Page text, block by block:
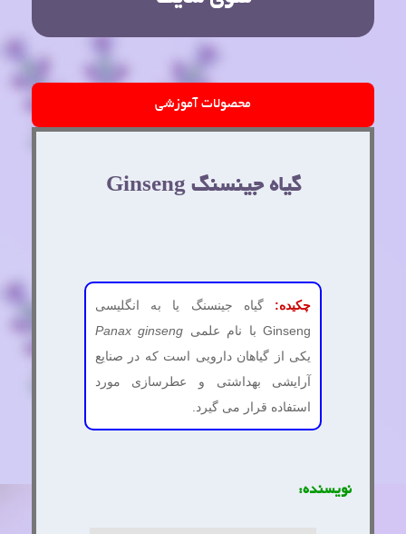
محصولات آموزشی
گیاه جینسنگ Ginseng
چکیده: گیاه جینسنگ یا به انگلیسی
Ginseng با نام علمی
Panax ginseng
یکی از گیاهان دارویی است که در صنایع
آرایشی بهداشتی و عطرسازی مورد
استفاده قرار می گیرد.
نویسنده: